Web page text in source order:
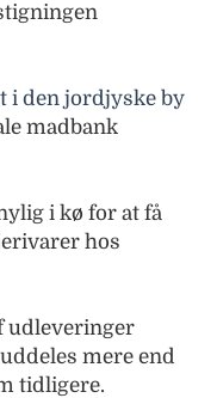
i den jordjyske by
madbank
i kø for at få
hos
udleveringer
mere end
tidligere.